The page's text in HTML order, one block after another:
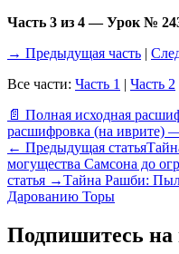
Часть 3 из 4 — Урок №
→ Предыдущая часть |
Все части: Часть 1 | Часть 2
📄 Полная исходная
расшифровка (на иврите)
← Предыдущая статья
могущества Самсона до
статья →Тайна Рашби:
Дарованию Торы
Подпишитесь